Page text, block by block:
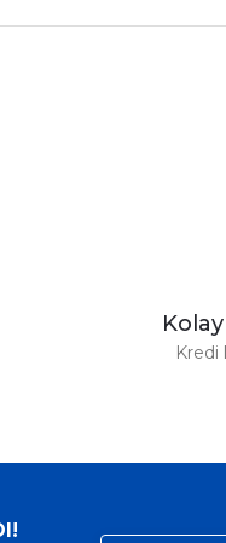
olmalı.
Kredi